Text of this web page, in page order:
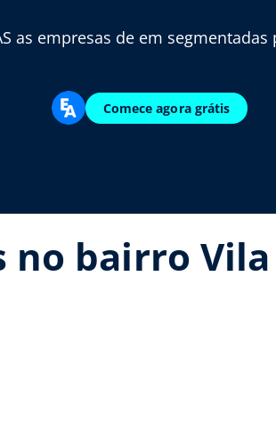
as empresas de em
Comece agora grátis
bairro